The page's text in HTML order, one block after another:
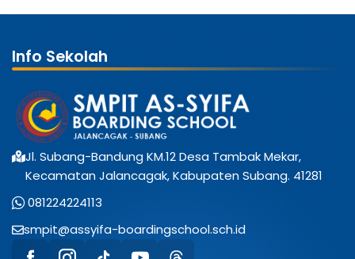
Info Sekolah
Jl. Subang-Bandung KM.12 Desa Tambak Mekar,
Kecamatan Jalancagak, Kabupaten Subang. 41281
081224224113
smpit@assyifa-boardingschool.sch.id